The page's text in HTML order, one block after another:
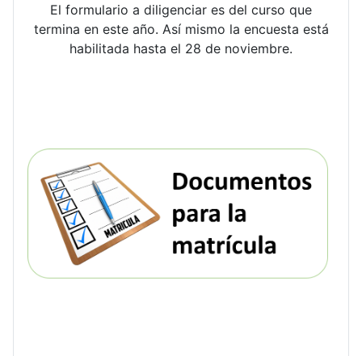
El formulario a diligenciar es del curso que
termina en este año. Así mismo la encuesta está
habilitada hasta el 28 de noviembre.